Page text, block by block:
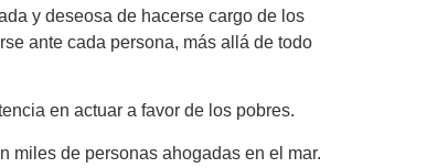
y deseosa de hacerse cargo de los
ante cada persona, más allá de todo
en actuar a favor de los pobres.
miles de personas ahogadas en el mar.